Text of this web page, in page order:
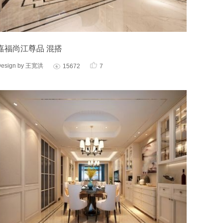
福尚江尊品 混搭
by 王宽洪  15672 7